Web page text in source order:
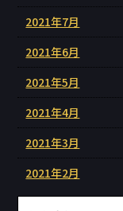
2021年7月
2021年6月
2021年5月
2021年4月
2021年3月
2021年2月